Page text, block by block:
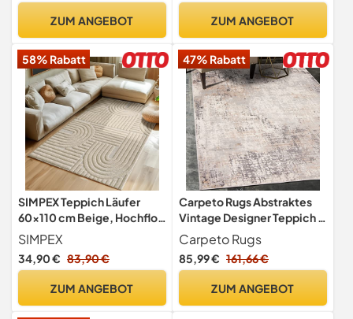
ZUM ANGEBOT ZUM ANGEBOT
58% Rabatt
SIMPEX Teppich Läufer
60x110 cm Beige, Hochflor
Wohnzimmer Teppich,
Weich & Flauschig,
Skandinavisch Boho Stil,
Pflegeleicht, Jute
SIMPEX
34,90 € 83,90 €
ZUM ANGEBOT
47% Rabatt
Carpeto Rugs Abstraktes
Vintage Designer Teppich -
Kurzflor - Weich Teppich für
Wohnzimmer,
Schlafzimmer, Esszimmer -
Wohnzimmerteppich -
Carpeto Rugs
85,99 € 161,66 €
ZUM ANGEBOT